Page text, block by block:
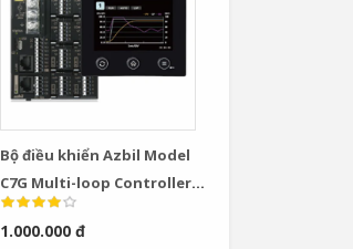
Bộ điều khiển Azbil Model
C7G Multi-loop Controller
with Multifunction Display
Model
1.000.000 đ